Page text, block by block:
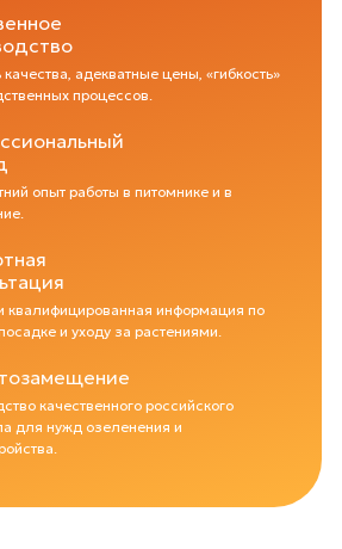
адекватные цены, «гибкость»
процессов.
опыт работы в питомнике и в
квалифицированная информация по
и уходу за растениями.
качественного российского
для нужд озеленения и